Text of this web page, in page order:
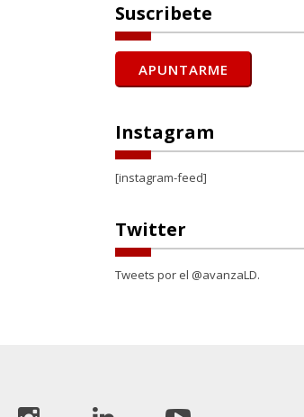
Suscribete
Instagram
[instagram-feed]
Twitter
Tweets por el @avanzaLD.